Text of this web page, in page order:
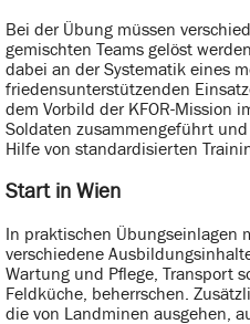
Bei der Übung müssen
gemischten Teams gelöst
dabei an der Systematik eines
friedensunterstützenden
dem Vorbild der KFOR-Mission
Soldaten zusammengeführt
Hilfe von standardisierten
Start in Wien
In praktischen Übungseinlagen
verschiedene
Wartung und Pflege, Transport
Feldküche, beherrschen.
die von Landminen ausgehen,